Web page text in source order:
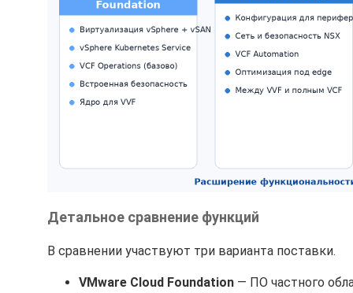
Детальное сравнение функций
В сравнении участвуют три варианта поставки.
VMware Cloud Foundation — ПО частного